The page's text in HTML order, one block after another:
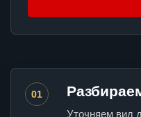
01
Уточняем вид